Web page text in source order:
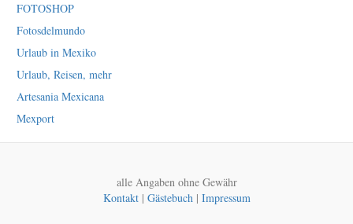
FOTOSHOP
Fotosdelmundo
Urlaub in Mexiko
Urlaub, Reisen, mehr
Artesania Mexicana
Mexport
alle Angaben ohne Gewähr
Kontakt| Gästebuch| Impressum